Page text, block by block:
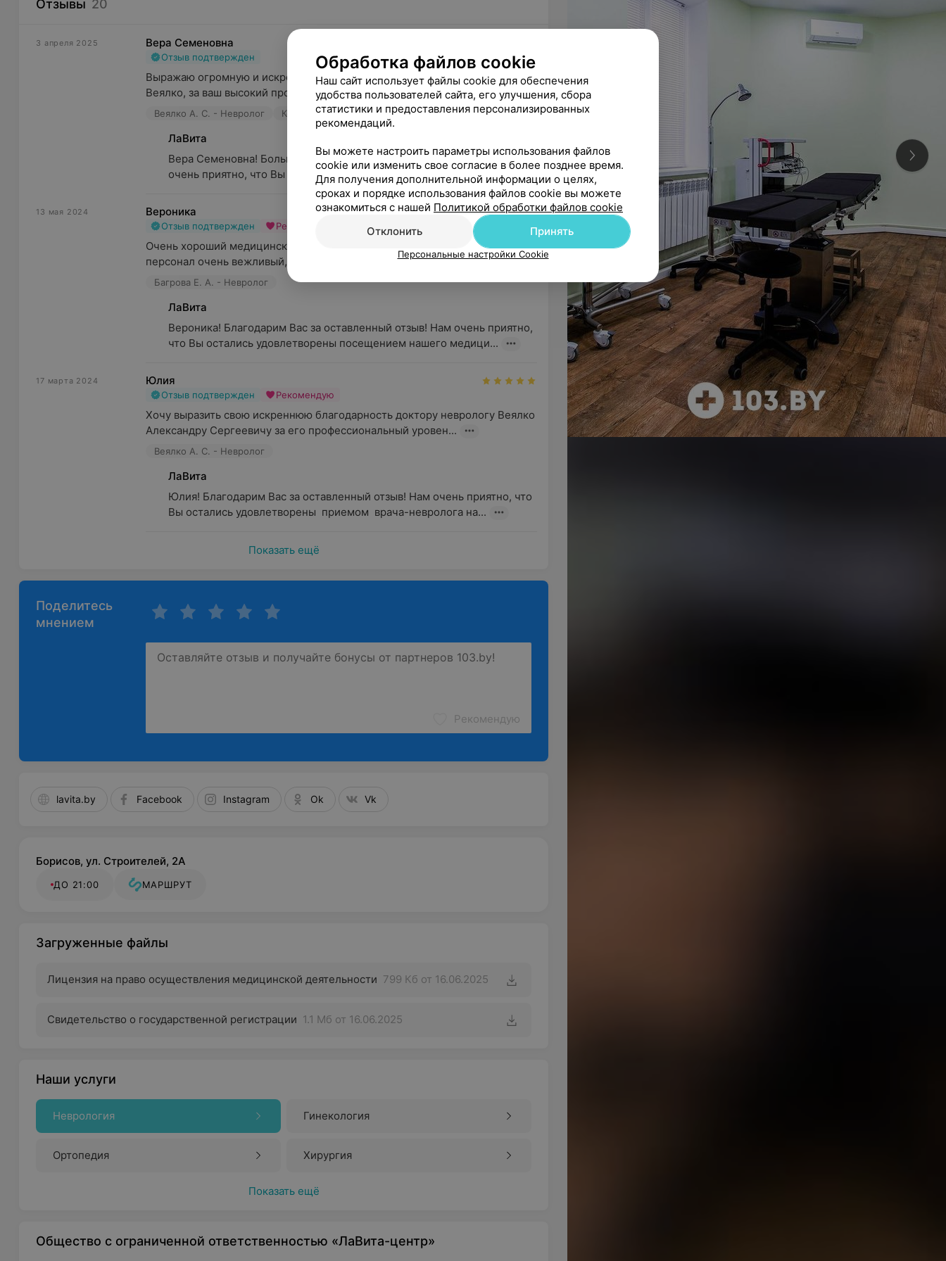
Отзывы 20
3 апреля 2025 Вера Семеновна
Отзыв подтвержден
Выражаю огромную и искреннюю благодарность Александру Сергеевичу
Веялко, за ваш высокий профессионализм, отношение к пац...
Веялко А. С. - Невролог Консультации невролога
ЛаВита
Вера Семеновна! Большое Вам спасибо за оставленный отзыв! Нам
очень приятно, что Вы остались удовлетворены качеством при...
13 мая 2024 Вероника
Отзыв подтвержден Рекомендую
Очень хороший медицинский центр, очень часто обращаюсь туда, мед.
персонал очень вежливый, врачи тоже. Невролог Багрова ...
Багрова Е. А. - Невролог
ЛаВита
Вероника! Благодарим Вас за оставленный отзыв! Нам очень приятно,
что Вы остались удовлетворены посещением нашего медици...
17 марта 2024 Юлия
Отзыв подтвержден Рекомендую
Хочу выразить свою искреннюю благодарность доктору неврологу Веялко
Александру Сергеевичу за его профессиональный уровен...
Веялко А. С. - Невролог
ЛаВита
Юлия! Благодарим Вас за оставленный отзыв! Нам очень приятно, что
Вы остались удовлетворены  приемом  врача-невролога на...
Показать ещё
Поделитесь
мнением
Рекомендую
lavita.by Facebook Instagram Ok Vk
Борисов, ул. Строителей, 2А
ДО 21:00 МАРШРУТ
Загруженные файлы
Лицензия на право осуществления медицинской деятельности 799 Кб от 16.06.2025
Свидетельство о государственной регистрации 1.1 Мб от 16.06.2025
Наши услуги
Неврология Гинекология
Ортопедия Хирургия
Показать ещё
Общество с ограниченной ответственностью «ЛаВита-центр»
Обработка файлов cookie
Наш сайт использует файлы cookie для обеспечения
удобства пользователей сайта, его улучшения, сбора
статистики и предоставления персонализированных
рекомендаций.
Вы можете настроить параметры использования файлов
cookie или изменить свое согласие в более позднее время.
Для получения дополнительной информации о целях,
сроках и порядке использования файлов cookie вы можете
ознакомиться с нашей Политикой обработки файлов cookie
Отклонить
Принять
Персональные настройки Cookie